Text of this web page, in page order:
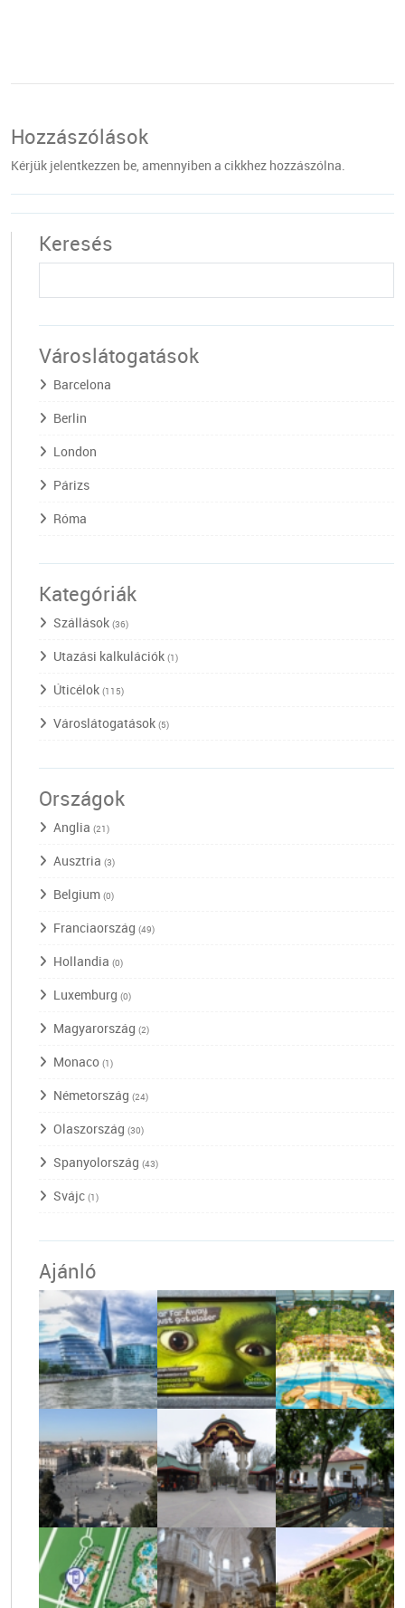
Hozzászólások
Kérjük jelentkezzen be, amennyiben a cikkhez hozzászólna.
Keresés
Városlátogatások
Barcelona
Berlin
London
Párizs
Róma
Kategóriák
Szállások (36)
Utazási kalkulációk (1)
Úticélok (115)
Városlátogatások (5)
Országok
Anglia (21)
Ausztria (3)
Belgium (0)
Franciaország (49)
Hollandia (0)
Luxemburg (0)
Magyarország (2)
Monaco (1)
Németország (24)
Olaszország (30)
Spanyolország (43)
Svájc (1)
Ajánló